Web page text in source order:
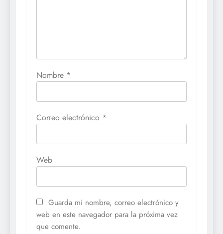
Nombre *
Correo electrónico *
Web
Guarda mi nombre, correo electrónico y
web en este navegador para la próxima vez
que comente.